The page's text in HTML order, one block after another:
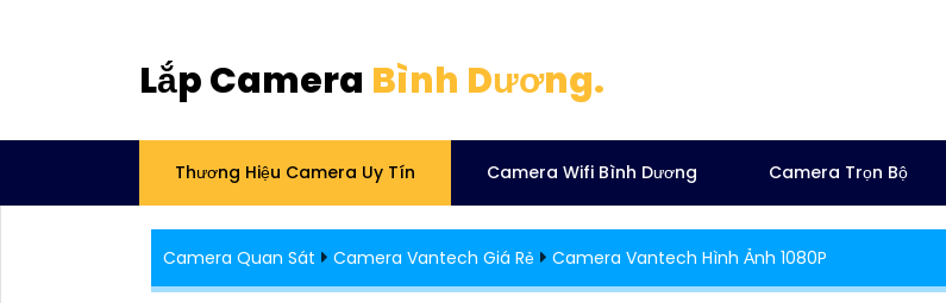
Lắp Camera Bình Dương.
Thương Hiệu Camera Uy Tín Camera Wifi Bình Dương Camera Trọn Bộ
Camera Quan Sát Camera Vantech Giá Rẻ Camera Vantech Hình Ảnh 1080P